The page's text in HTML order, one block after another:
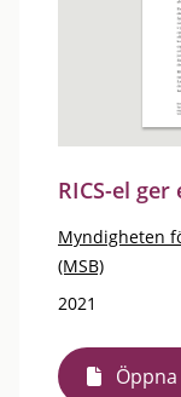
RICS-el
Myndigheten
(MSB)
2021